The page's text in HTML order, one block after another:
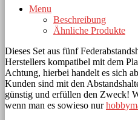
Menu
Beschreibung
Ähnliche Produkte
Dieses Set aus fünf
Herstellers kompatibel mit dem
Achtung, hierbei handelt es sich
Kunden sind mit den
günstig und erfüllen den Zweck!
wenn man es sowieso nur